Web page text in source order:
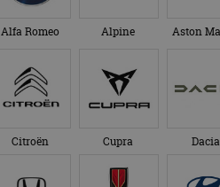
Alfa Romeo Alpine Aston
Citroën Cupra Dacia